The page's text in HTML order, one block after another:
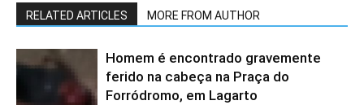
RELATED ARTICLES MORE FROM AUTHOR
Homem é encontrado gravemente
ferido na cabeça na Praça do
Forródromo, em Lagarto